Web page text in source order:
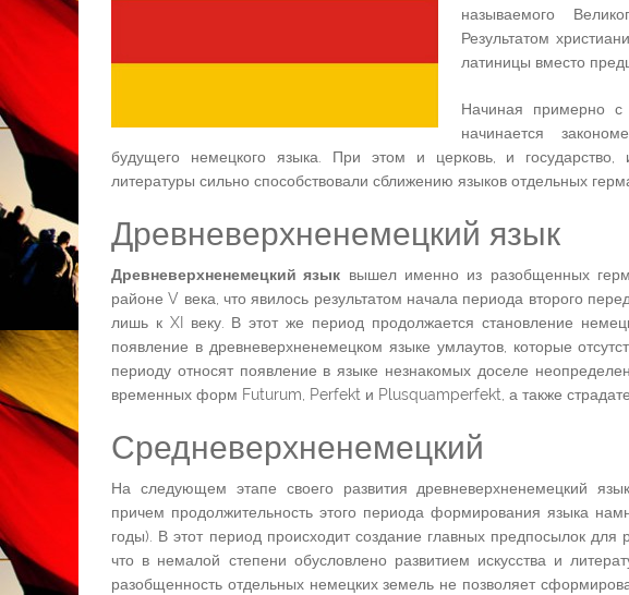
называемого
Результатом
латиницы вместо
Начиная примерно с
начинается
будущего немецкого языка. При этом и церковь, и государство,
литературы сильно способствовали сближению языков отдельных
Древневерхненемецкий язык
Древневерхненемецкий язык вышел именно из разобщенных
районе V века, что явилось результатом начала периода второго
лишь к XI веку. В этот же период продолжается становление
появление в древневерхненемецком языке умлаутов, которые
периоду относят появление в языке незнакомых доселе
временных форм Futurum, Perfekt и Plusquamperfekt, а также
Средневерхненемецкий
На следующем этапе своего развития древневерхненемецкий
причем продолжительность этого периода формирования языка
годы). В этот период происходит создание главных предпосылок для
что в немалой степени обусловлено развитием искусства и
разобщенность отдельных немецких земель не позволяет